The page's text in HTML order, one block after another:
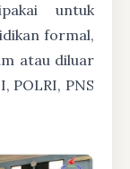
untuk
formal,
atau diluar
POLRI, PNS